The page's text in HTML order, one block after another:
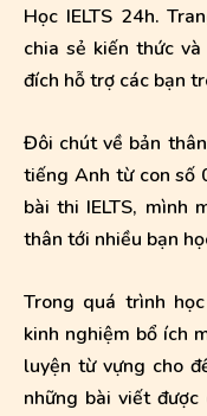
Học IELTS 24h.
chia sẻ kiến thức và
đích hỗ trợ các bạn
Đôi chút về bản
tiếng Anh từ con số
bài thi IELTS, mình
thân tới nhiều bạn
Trong quá trình
kinh nghiệm bổ ích
luyện từ vựng cho
những bài viết